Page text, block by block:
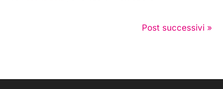
Post successivi »